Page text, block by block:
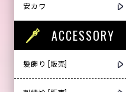
安カワ
ACCESSORY
髪飾り [販売]